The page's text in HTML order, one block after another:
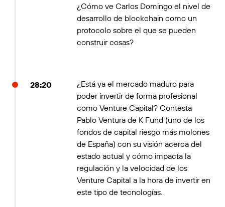
¿Cómo ve Carlos Domingo el nivel de
desarrollo de blockchain como un
protocolo sobre el que se pueden
construir cosas?
28:20
¿Está ya el mercado maduro para
poder invertir de forma profesional
como Venture Capital? Contesta
Pablo Ventura de K Fund (uno de los
fondos de capital riesgo más molones
de España) con su visión acerca del
estado actual y cómo impacta la
regulación y la velocidad de los
Venture Capital a la hora de invertir en
este tipo de tecnologías.